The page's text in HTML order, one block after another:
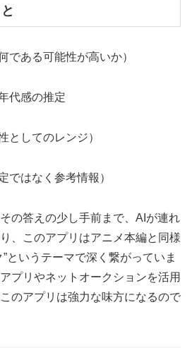
である可能性が高いか）
代感の推定
としてのレンジ）
ではなく参考情報）
の答えの少し手前まで、AIが連れ
、このアプリはアニメ本編と同様
というテーマで深く繋がっていま
プリやネットオークションを活用
のアプリは強力な味方になるので